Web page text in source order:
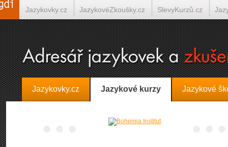
Jazykovky.cz Jazykové kurzy Jazykové
Jazykovky.cz JazykovéZkoušky.cz SlevyKurzů.cz
Španělština on-line Italština on-line Tlumočení-